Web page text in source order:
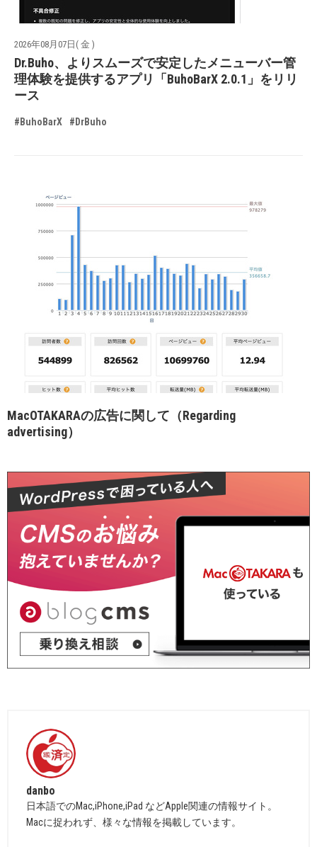
2026年08月07日( 金 )
Dr.Buho、よりスムーズで安定したメニューバー管
理体験を提供するアプリ「BuhoBarX 2.0.1」をリリ
ース
#BuhoBarX #DrBuho
MacOTAKARAの広告に関して（Regarding
advertising）
danbo
日本語でのMac,iPhone,iPad などApple関連の情報サイト。
Macに捉われず、様々な情報を掲載しています。